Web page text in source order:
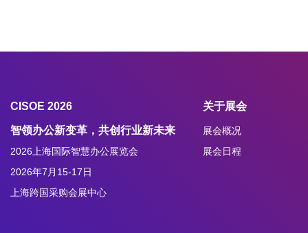
CISOE 2026
智领办公新变革，共创行业新未来
2026上海国际智慧办公展览会
2026年7月15-17日
上海跨国采购会展中心
关于展会
展会概况
展会日程